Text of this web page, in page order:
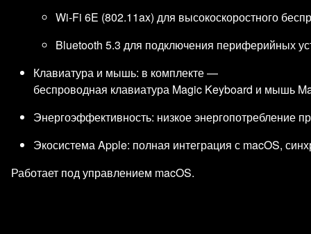
Wi‑Fi 6E (802.11ax) для высокоскоростного
Bluetooth 5.3 для подключения периферийных
Клавиатура и мышь: в комплекте —
беспроводная клавиатура Magic Keyboard и мышь
Энергоэффективность: низкое энергопотребление
Экосистема Apple: полная интеграция с macOS,
Работает под управлением macOS.